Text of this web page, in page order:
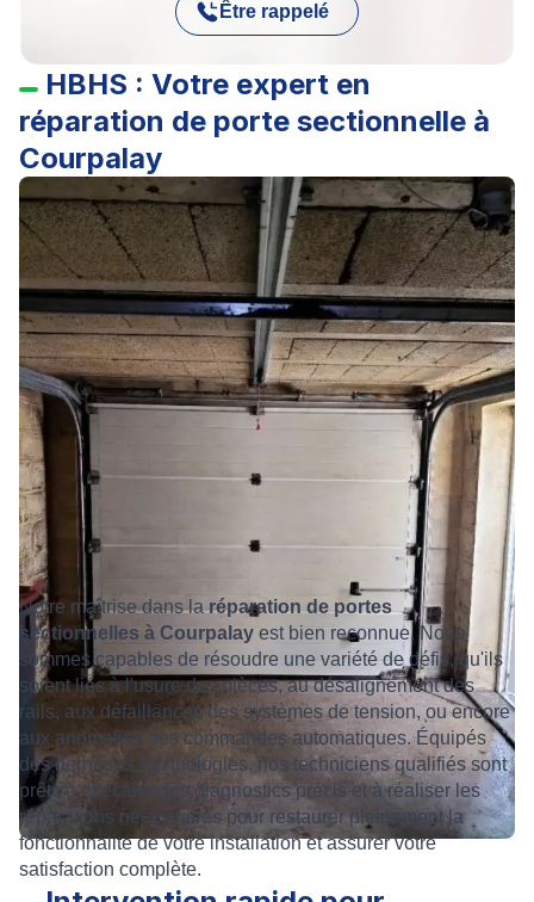
Être rappelé
HBHS : Votre expert en
réparation de porte sectionnelle à
Courpalay
Notre maîtrise dans laréparation de portes
sectionnelles à Courpalay est bien reconnue. Nous
sommes capables de résoudre une variété de défis, qu'ils
soient liés à l'usure des pièces, au désalignement des
rails, aux défaillances des systèmes de tension, ou encore
aux anomalies des commandes automatiques. Équipés
des dernières technologies, nos techniciens qualifiés sont
prêts à effectuer des diagnostics précis et à réaliser les
réparations nécessaires pour restaurer pleinement la
fonctionnalité de votre installation et assurer votre
satisfaction complète.